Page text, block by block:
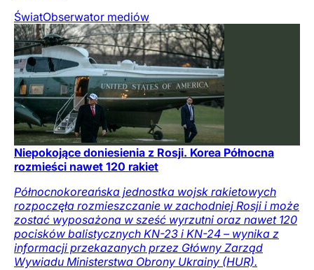
ŚwiatObserwator mediów
Niepokojące doniesienia z Rosji. Korea Północna
rozmieści nawet 120 rakiet
Północnokoreańska jednostka wojsk rakietowych
rozpoczęła rozmieszczanie w zachodniej Rosji i może
zostać wyposażona w sześć wyrzutni oraz nawet 120
pocisków balistycznych KN-23 i KN-24 – wynika z
informacji przekazanych przez Główny Zarząd
Wywiadu Ministerstwa Obrony Ukrainy (HUR).